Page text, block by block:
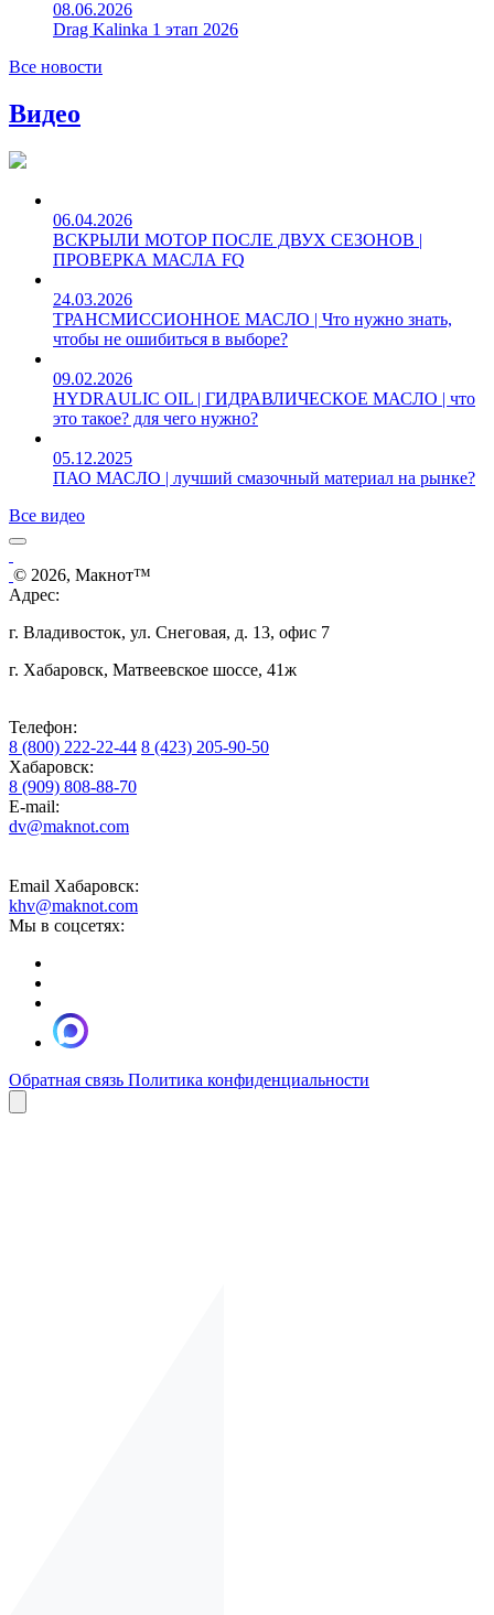
08.06.2026
Drag Kalinka 1 этап 2026
Все новости
Видео
06.04.2026
ВСКРЫЛИ МОТОР ПОСЛЕ ДВУХ СЕЗОНОВ |
ПРОВЕРКА МАСЛА FQ
24.03.2026
ТРАНСМИССИОННОЕ МАСЛО | Что нужно знать,
чтобы не ошибиться в выборе?
09.02.2026
HYDRAULIC OIL | ГИДРАВЛИЧЕСКОЕ МАСЛО | что
это такое? для чего нужно?
05.12.2025
ПАО МАСЛО | лучший смазочный материал на рынке?
Все видео
© 2026, Макнот™
Адрес:
г. Владивосток, ул. Снеговая, д. 13, офис 7
г. Хабаровск, Матвеевское шоссе, 41ж
Телефон:
8 (800) 222-22-44 8 (423) 205-90-50
Хабаровск:
8 (909) 808-88-70
E-mail:
dv@maknot.com
Email Хабаровск:
khv@maknot.com
Мы в соцсетях:
Обратная связь Политика конфиденциальности